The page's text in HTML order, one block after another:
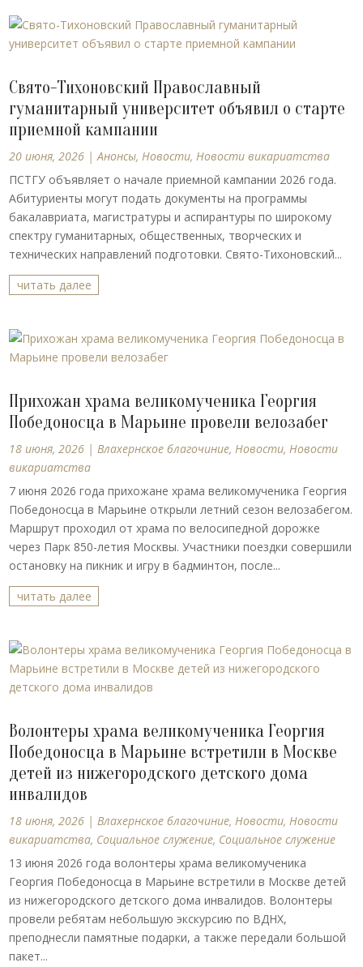
Свято-Тихоновский Православный
гуманитарный университет объявил о старте
приемной кампании
20 июня, 2026 |Анонсы,Новости,Новости викариатства
ПСТГУ объявляет о начале приемной кампании 2026 года.
Абитуриенты могут подать документы на программы
бакалавриата, магистратуры и аспирантуры по широкому
спектру гуманитарных, общественных, творческих и
технических направлений подготовки. Свято-Тихоновский...
читать далее
Прихожан храма великомученика Георгия
Победоносца в Марьине провели велозабег
18 июня, 2026 |Влахернское благочиние,Новости,Новости
викариатства
7 июня 2026 года прихожане храма великомученика Георгия
Победоносца в Марьине открыли летний сезон велозабегом.
Маршрут проходил от храма по велосипедной дорожке
через Парк 850-летия Москвы. Участники поездки совершили
остановку на пикник и игру в бадминтон, после...
читать далее
Волонтеры храма великомученика Георгия
Победоносца в Марьине встретили в Москве
детей из нижегородского детского дома
инвалидов
18 июня, 2026 |Влахернское благочиние,Новости,Новости
викариатства, Социальное служение, Социальное служение
13 июня 2026 года волонтеры храма великомученика
Георгия Победоносца в Марьине встретили в Москве детей
из нижегородского детского дома инвалидов. Волонтеры
провели ребятам небольшую экскурсию по ВДНХ,
преподнесли памятные подарки, а также передали большой
пакет...